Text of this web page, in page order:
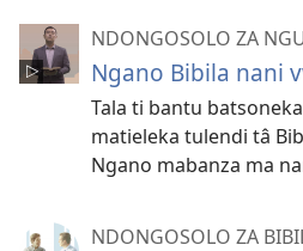
NDONGOSOLO ZA
Ngano Bibila nani
Tala ti bantu
matieleka tulendi tâ
Ngano mabanza ma
NDONGOSOLO ZA